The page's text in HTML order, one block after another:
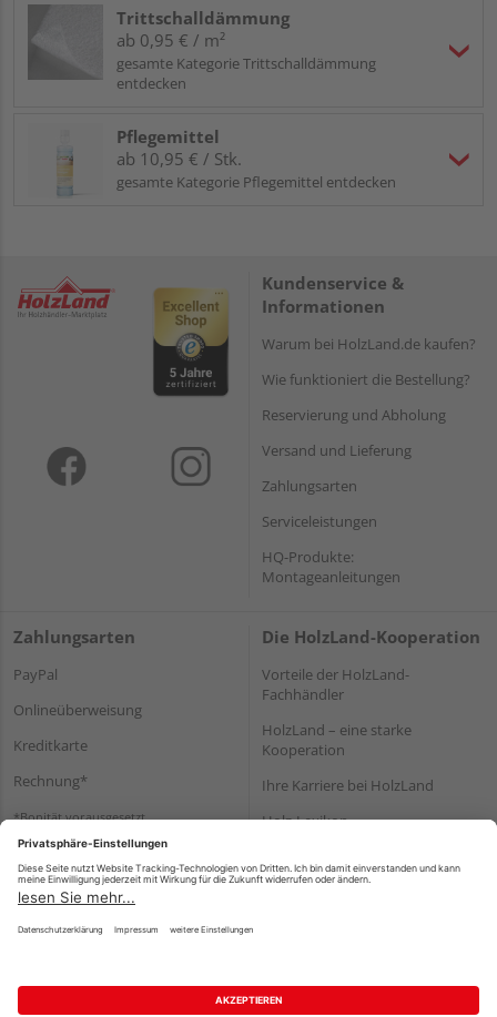
Trittschalldämmung
ab 0,95 € / m²
gesamte Kategorie Trittschalldämmung
entdecken
Pflegemittel
ab 10,95 € / Stk.
gesamte Kategorie Pflegemittel entdecken
Kundenservice &
Informationen
Warum bei HolzLand.de kaufen?
Wie funktioniert die Bestellung?
Reservierung und Abholung
Versand und Lieferung
Zahlungsarten
Serviceleistungen
HQ-Produkte:
Montageanleitungen
Zahlungsarten
PayPal
Onlineüberweisung
Kreditkarte
Rechnung*
*Bonität vorausgesetzt
Die HolzLand-Kooperation
Vorteile der HolzLand-
Fachhändler
HolzLand – eine starke
Kooperation
Ihre Karriere bei HolzLand
Holz-Lexikon
Impressum Datenschutz
Nutzungsbedingungen